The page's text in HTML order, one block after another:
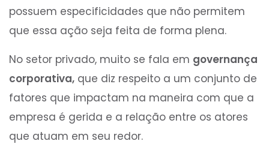
possuem especificidades que não permitem
que essa ação seja feita de forma plena.
No setor privado, muito se fala em governança
corporativa, que diz respeito a um conjunto de
fatores que impactam na maneira com que a
empresa é gerida e a relação entre os atores
que atuam em seu redor.